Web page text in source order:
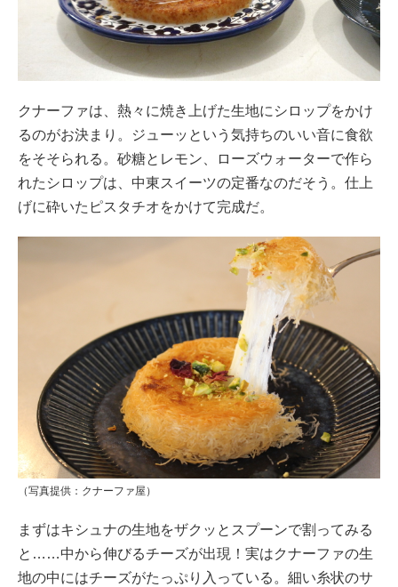
クナーファは、熱々に焼き上げた生地にシロップをかけ
るのがお決まり。ジューッという気持ちのいい音に食欲
をそそられる。砂糖とレモン、ローズウォーターで作ら
れたシロップは、中東スイーツの定番なのだそう。仕上
げに砕いたピスタチオをかけて完成だ。
（写真提供：クナーファ屋）
まずはキシュナの生地をザクッとスプーンで割ってみる
と……中から伸びるチーズが出現！実はクナーファの生
地の中にはチーズがたっぷり入っている。細い糸状のサ